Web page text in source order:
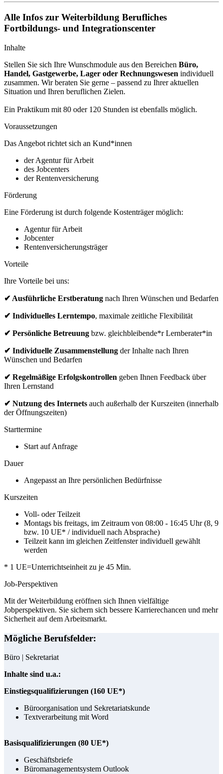
Alle Infos zur Weiterbildung Berufliches
Fortbildungs- und Integrationscenter
Inhalte
Stellen Sie sich Ihre Wunschmodule aus den Bereichen Büro,
Handel, Gastgewerbe, Lager oder Rechnungswesen individuell
zusammen. Wir beraten Sie gerne – passend zu Ihrer aktuellen
Situation und Ihren beruflichen Zielen.
Ein Praktikum mit 80 oder 120 Stunden ist ebenfalls möglich.
Voraussetzungen
Das Angebot richtet sich an Kund*innen
der Agentur für Arbeit
des Jobcenters
der Rentenversicherung
Förderung
Eine Förderung ist durch folgende Kostenträger möglich:
Agentur für Arbeit
Jobcenter
Rentenversicherungsträger
Vorteile
Ihre Vorteile bei uns:
✔ Ausführliche Erstberatung nach Ihren Wünschen und Bedarfen
✔ Individuelles Lerntempo, maximale zeitliche Flexibilität
✔ Persönliche Betreuung bzw. gleichbleibende*r Lernberater*in
✔ Individuelle Zusammenstellung der Inhalte nach Ihren
Wünschen und Bedarfen
✔ Regelmäßige Erfolgskontrollen geben Ihnen Feedback über
Ihren Lernstand
✔ Nutzung des Internets auch außerhalb der Kurszeiten (innerhalb
der Öffnungszeiten)
Starttermine
Start auf Anfrage
Dauer
Angepasst an Ihre persönlichen Bedürfnisse
Kurszeiten
Voll- oder Teilzeit
Montags bis freitags, im Zeitraum von 08:00 - 16:45 Uhr (8, 9
bzw. 10 UE* / individuell nach Absprache)
Teilzeit kann im gleichen Zeitfenster individuell gewählt
werden
* 1 UE=Unterrichtseinheit zu je 45 Min.
Job-Perspektiven
Mit der Weiterbildung eröffnen sich Ihnen vielfältige
Jobperspektiven. Sie sichern sich bessere Karrierechancen und mehr
Sicherheit auf dem Arbeitsmarkt.
Mögliche Berufsfelder:
Büro | Sekretariat
Inhalte sind u.a.:
Einstiegsqualifizierungen (160 UE*)
Büroorganisation und Sekretariatskunde
Textverarbeitung mit Word
Basisqualifizierungen (80 UE*)
Geschäftsbriefe
Büromanagementsystem Outlook